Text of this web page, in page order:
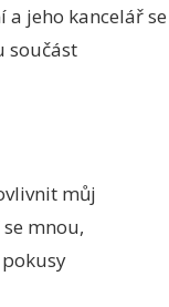
jeho kancelář se
součást
můj
mnou,